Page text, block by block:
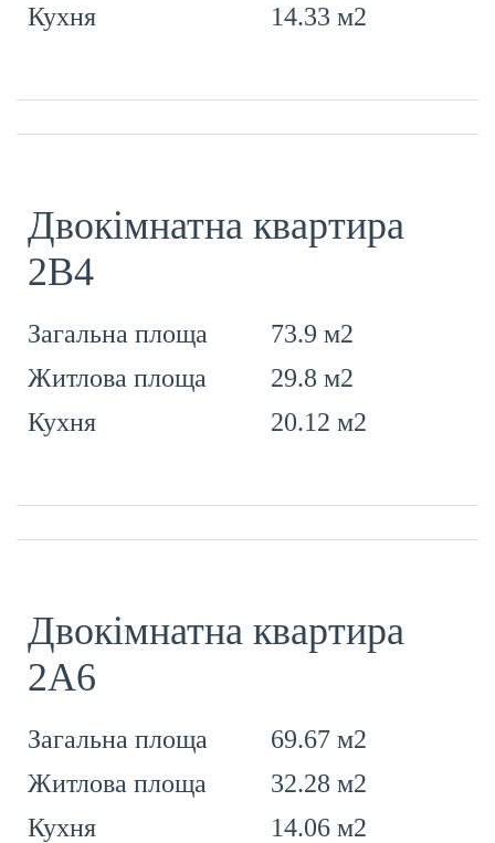
Кухня
14.33 м2
Двокімнатна квартира
2В4
Загальна площа
73.9 м2
Житлова площа
29.8 м2
Кухня
20.12 м2
Двокімнатна квартира
2А6
Загальна площа
69.67 м2
Житлова площа
32.28 м2
Кухня
14.06 м2